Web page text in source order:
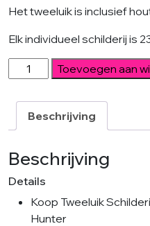
Het tweeluik is inclusief
Elk individueel schilderij is
Yellow
&
Blue
Stacked
-
Incl.
Lijst
aantal
Toevoegen aan
Beschrijving
Beschrijving
Details
Koop Tweeluik
Hunter